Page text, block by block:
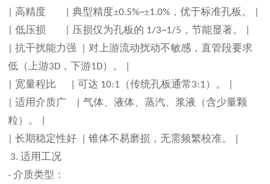
高精度 |典型精度±0.5%~±1.0% ，优于标准孔板。
|低压损 压损仅为孔板的 1/3~1/5 ，节能显著。
|抗干扰能力强 |对上游流动扰动不敏感，直管段要求
低（上游3D ，下游1D）。
宽量程比 可达 10:1 （传统孔板通常3:1 ）。
|适用介质广 |气体、液体、蒸汽、浆液（含少量颗
粒）。
|长期稳定性好 |锥体不易磨损，无需频繁校准。
3.适用工况
-介质类型：